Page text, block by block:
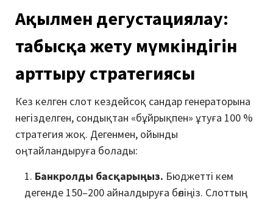
Ақылмен дегустациялау:
табысқа жету мүмкіндігін
арттыру стратегиясы
Кез келген слот кездейсоқ сандар генераторына
негізделген, сондықтан «бұйрықпен» ұтуға 100 %
стратегия жоқ. Дегенмен, ойынды
оңтайландыруға болады:
Банкролды басқарыңыз. Бюджетті кем
дегенде 150–200 айналдыруға бөліңіз. Слоттың